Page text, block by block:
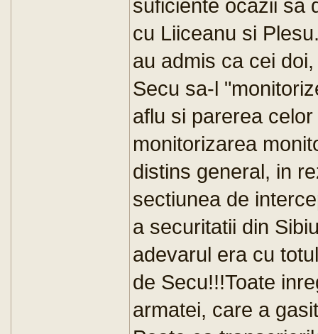
suficiente ocazii sa
cu Liiceanu si
au admis ca cei
Secu sa-l
aflu si parerea
monitorizarea
distins general, in
sectiunea de
a securitatii din
adevarul era cu
de Secu!!!Toate
armatei, care a